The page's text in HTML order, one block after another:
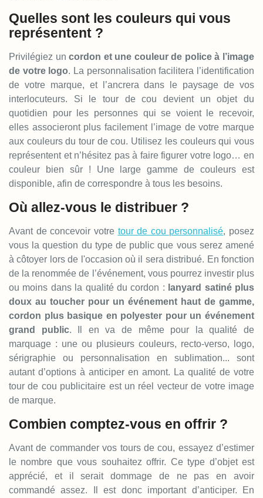
Quelles sont les couleurs qui vous
représentent ?
Privilégiez un cordon et une couleur de police à l’image
de votre logo. La personnalisation facilitera l’identification
de votre marque, et l’ancrera dans le paysage de vos
interlocuteurs. Si le tour de cou devient un objet du
quotidien pour les personnes qui se voient le recevoir,
elles associeront plus facilement l’image de votre marque
aux couleurs du tour de cou. Utilisez les couleurs qui vous
représentent et n’hésitez pas à faire figurer votre logo… en
couleur bien sûr ! Une large gamme de couleurs est
disponible, afin de correspondre à tous les besoins.
Où allez-vous le distribuer ?
Avant de concevoir votre tour de cou personnalisé, posez
vous la question du type de public que vous serez amené
à côtoyer lors de l'occasion où il sera distribué. En fonction
de la renommée de l’événement, vous pourrez investir plus
ou moins dans la qualité du cordon : lanyard satiné plus
doux au toucher pour un événement haut de gamme,
cordon plus basique en polyester pour un événement
grand public. Il en va de même pour la qualité de
marquage : une ou plusieurs couleurs, recto-verso, logo,
sérigraphie ou personnalisation en sublimation... sont
autant d’options à anticiper en amont. La qualité de votre
tour de cou publicitaire est un réel vecteur de votre image
de marque.
Combien comptez-vous en offrir ?
Avant de commander vos tours de cou, essayez d’estimer
le nombre que vous souhaitez offrir. Ce type d’objet est
apprécié, et il serait dommage de ne pas en avoir
commandé assez. Il est donc important d’anticiper. En